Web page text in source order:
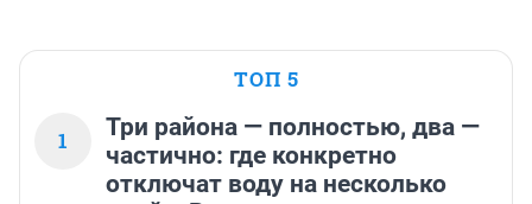
ТОП 5
1
Три района — полностью, два —
частично: где конкретно
отключат воду на несколько